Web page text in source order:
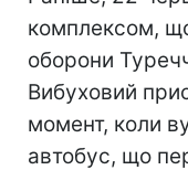
комплексом,
оборони
Вибуховий
момент, коли
автобус, що